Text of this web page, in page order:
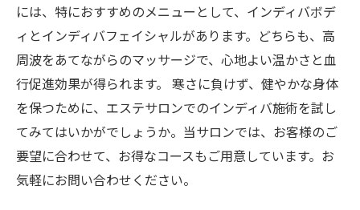
には、特におすすめのメニューとして、インディバボデ
ィとインディバフェイシャルがあります。どちらも、高
周波をあてながらのマッサージで、心地よい温かさと血
行促進効果が得られます。 寒さに負けず、健やかな身体
を保つために、エステサロンでのインディバ施術を試し
てみてはいかがでしょうか。当サロンでは、お客様のご
要望に合わせて、お得なコースもご用意しています。お
気軽にお問い合わせください。